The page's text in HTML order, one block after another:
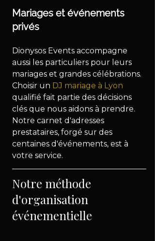
Mariages et événements
privés
Dionysos Events accompagne
aussi les particuliers pour leurs
mariages et grandes célébrations.
Choisir un DJ mariage à Lyon
qualifié fait partie des décisions
clés que nous aidons à prendre.
Notre carnet d'adresses
prestataires, forgé sur des
centaines d'événements, est à
votre service.
Notre méthode
d'organisation
événementielle